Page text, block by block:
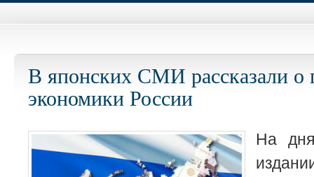
В японских СМИ рассказали о
экономики России
На